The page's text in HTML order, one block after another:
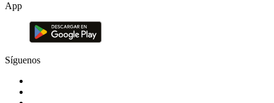
App
Síguenos